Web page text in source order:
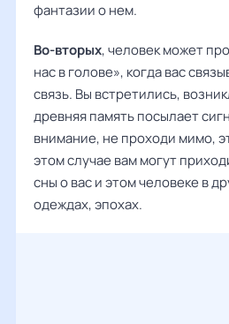
фантазии о нем.
Во-вторых, человек может
нас в голове», когда вас
связь. Вы встретились,
древняя память посылает
внимание, не проходи мимо,
этом случае вам могут
сны о вас и этом человеке в
одеждах, эпохах.